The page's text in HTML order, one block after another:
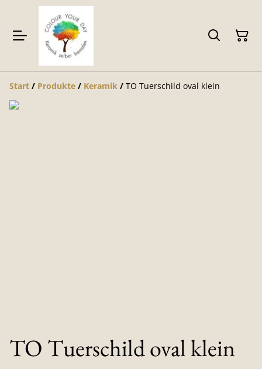
Start / Produkte / Keramik / TO Tuerschild oval klein
TO Tuerschild oval klein